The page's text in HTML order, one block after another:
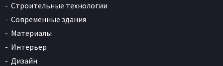
Строительные технологии
Современные здания
Материалы
Интерьер
Дизайн